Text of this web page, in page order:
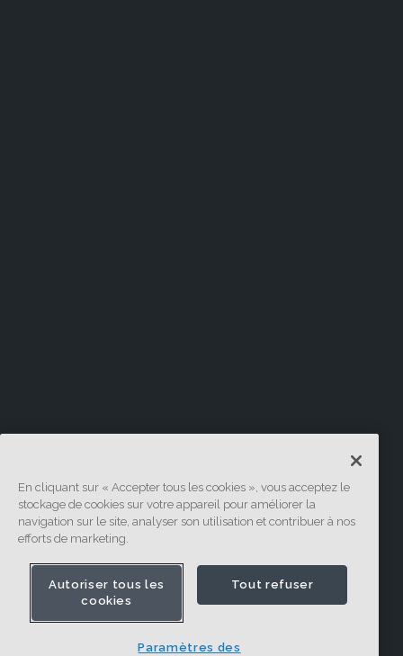
En cliquant sur « Accepter tous les cookies », vous acceptez le
stockage de cookies sur votre appareil pour améliorer la
navigation sur le site, analyser son utilisation et contribuer à nos
efforts de marketing.
Autoriser tous les
cookies
Tout refuser
Paramètres des